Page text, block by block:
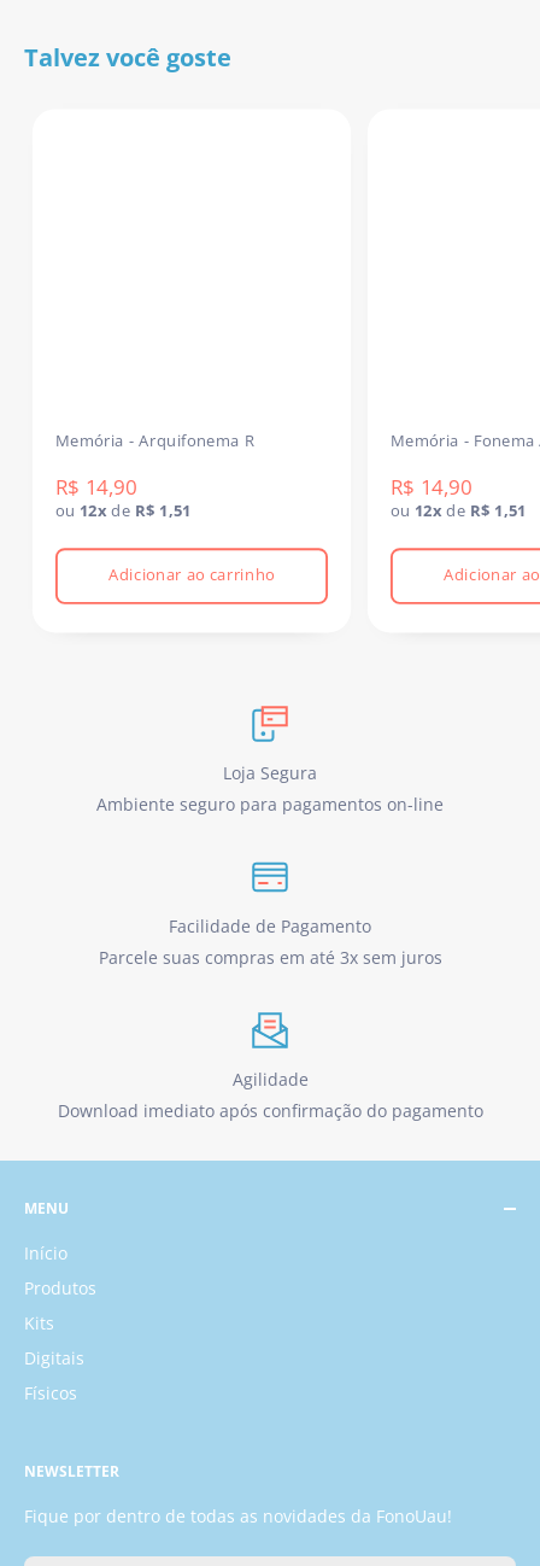
Talvez você goste
Memória - Arquifonema R
R$ 14,90
ou 12x de R$ 1,51
Adicionar ao carrinho
Memória -
R$ 14,90
ou 12x de R$ 1,51
Adicionar
Loja Segura
Ambiente seguro para pagamentos on-line
Facilidade de Pagamento
Parcele suas compras em até 3x sem juros
Agilidade
Download imediato após confirmação do pagamento
MENU
Início
Produtos
Kits
Digitais
Físicos
NEWSLETTER
Fique por dentro de todas as novidades da FonoUau!